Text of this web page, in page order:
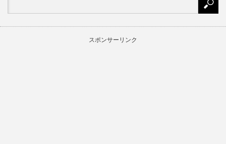
スポンサーリンク